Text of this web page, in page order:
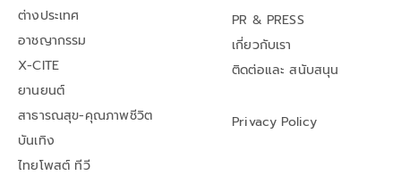
ต่างประเทศ
อาชญากรรม
X-CITE
ยานยนต์
สาธารณสุข-คุณภาพชีวิต
บันเทิง
ไทยโพสต์ ทีวี
PR & PRESS
เกี่ยวกับเรา
ติดต่อและ สนับสนุน
Privacy Policy